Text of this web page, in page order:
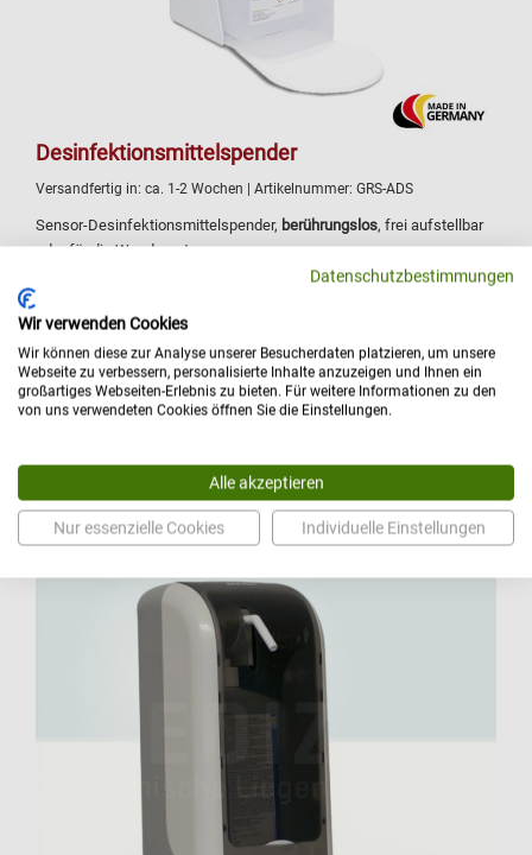
Desinfektionsmittelspender
Versandfertig in: ca. 1-2 Wochen | Artikelnummer: GRS-ADS
Sensor-Desinfektionsmittelspender, berührungslos, frei aufstellbar
oder für die Wandmontage.
Abmessung: B: 104 mm × T: 190 mm × H: 312 mm
Energiequelle: (4) D-Zellen-Alkalibatterien
Gewicht: 0,7 kg
Datenschutzbestimmungen
Wir verwenden Cookies
Wir können diese zur Analyse unserer Besucherdaten platzieren, um unsere
Webseite zu verbessern, personalisierte Inhalte anzuzeigen und Ihnen ein
großartiges Webseiten-Erlebnis zu bieten. Für weitere Informationen zu den
von uns verwendeten Cookies öffnen Sie die Einstellungen.
Alle akzeptieren
Nur essenzielle Cookies Individuelle Einstellungen